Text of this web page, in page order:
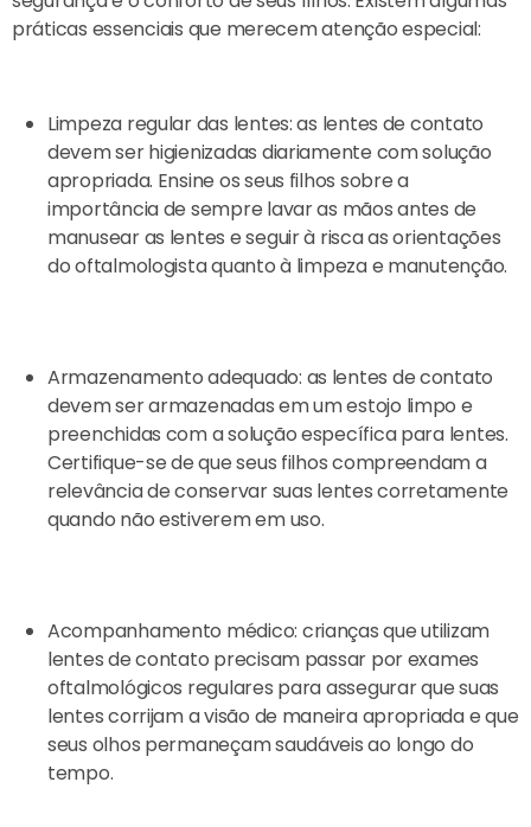
práticas essenciais que merecem atenção especial:
Limpeza regular das lentes: as lentes de contato
devem ser higienizadas diariamente com solução
apropriada. Ensine os seus filhos sobre a
importância de sempre lavar as mãos antes de
manusear as lentes e seguir à risca as orientações
do oftalmologista quanto à limpeza e manutenção.
Armazenamento adequado: as lentes de contato
devem ser armazenadas em um estojo limpo e
preenchidas com a solução específica para lentes.
Certifique-se de que seus filhos compreendam a
relevância de conservar suas lentes corretamente
quando não estiverem em uso.
Acompanhamento médico: crianças que utilizam
lentes de contato precisam passar por exames
oftalmológicos regulares para assegurar que suas
lentes corrijam a visão de maneira apropriada e que
seus olhos permaneçam saudáveis ao longo do
tempo.